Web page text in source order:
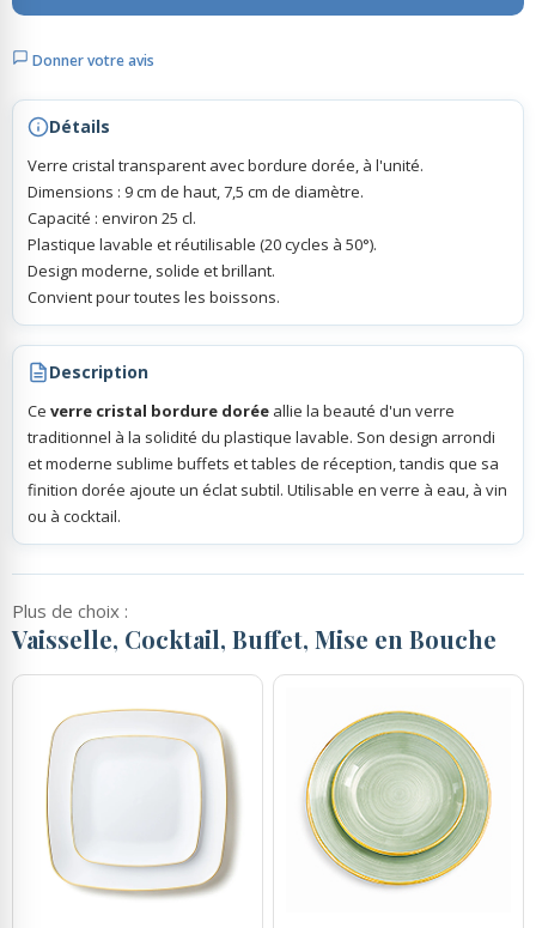
Rubans Tulle Organdi
Scrapbooking, Loisirs Créatifs
Donner votre avis
Détails
Verre cristal transparent avec bordure dorée, à l'unité.
Dimensions : 9 cm de haut, 7,5 cm de diamètre.
Capacité : environ 25 cl.
Plastique lavable et réutilisable (20 cycles à 50°).
Design moderne, solide et brillant.
Convient pour toutes les boissons.
Description
Ce verre cristal bordure dorée allie la beauté d'un verre
traditionnel à la solidité du plastique lavable. Son design arrondi
et moderne sublime buffets et tables de réception, tandis que sa
finition dorée ajoute un éclat subtil. Utilisable en verre à eau, à vin
ou à cocktail.
Plus de choix :
Vaisselle, Cocktail, Buffet, Mise en Bouche